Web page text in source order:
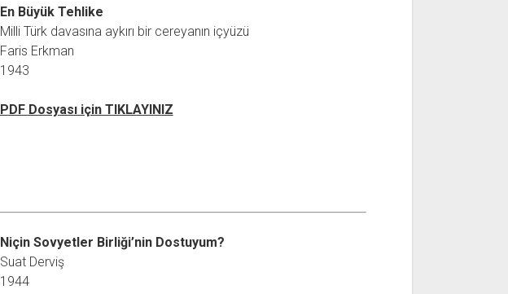
En Büyük Tehlike
Milli Türk davasına aykırı bir cereyanın içyüzü
Faris Erkman
1943
PDF Dosyası için TIKLAYINIZ
Niçin Sovyetler Birliği’nin Dostuyum?
Suat Derviş
1944